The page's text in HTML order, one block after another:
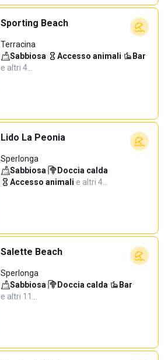
Sporting Beach
Terracina
Sabbiosa· Accesso animali· Bar·
e altri 4…
Lido La Peonia
Sperlonga
Sabbiosa· Doccia calda·
Accesso animali·e altri 4…
Salette Beach
Sperlonga
Sabbiosa· Doccia calda· Bar·
e altri 11…